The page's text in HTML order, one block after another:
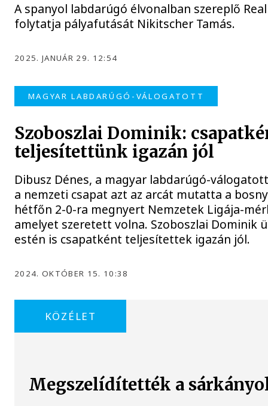
A spanyol labdarúgó élvonalban szereplő
folytatja pályafutását Nikitscher Tamás.
2025. JANUÁR 29. 12:54
MAGYAR LABDARÚGÓ-VÁLOGATOTT
Szoboszlai Dominik:
teljesítettünk igazán jól
Dibusz Dénes, a magyar labdarúgó-
a nemzeti csapat azt az arcát mutatta a
hétfőn 2-0-ra megnyert Nemzetek Ligája-
amelyet szeretett volna. Szoboszlai Dominik
estén is csapatként teljesítettek igazán jól.
2024. OKTÓBER 15. 10:38
KÖZÉLET
Megszelídítették a